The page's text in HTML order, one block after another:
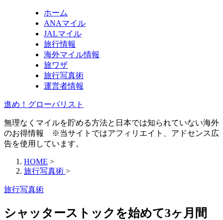
ホーム
ANAマイル
JALマイル
旅行情報
海外マイル情報
旅ワザ
旅行写真術
運営者情報
進め！グローバリスト
無理なくマイルを貯める方法と日本では知られていない海外
のお得情報 ※当サイトではアフィリエイト、アドセンス広
告を使用しています。
HOME >
旅行写真術 >
旅行写真術
シャッターストックを始めて3ヶ月間